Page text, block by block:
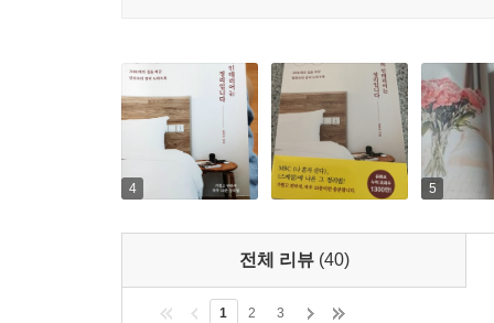
4 5
전체 리뷰 (40)
1 2 3